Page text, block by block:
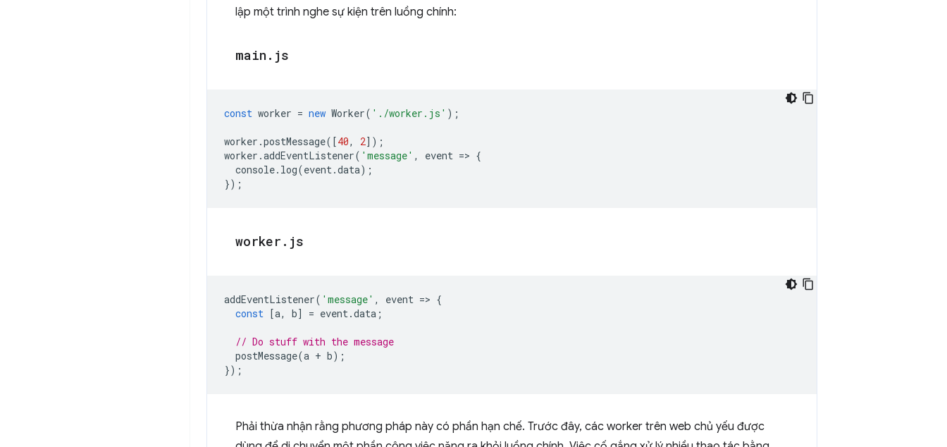
lập một trình nghe sự kiện trên luồng chính:
main . js
const worker = new Worker( './worker.js' );
worker .postMessage([40, 2]);
worker .addEventListener( 'message' , event => {
console. log(event.data);
});
worker . js
addEventListener( 'message' , event => {
const [a, b] = event.data ;
// Do stuff with the message
postMessage(a + b);
});
Phải thừa nhận rằng phương pháp này có phần hạn chế. Trước đây, các worker trên web chủ yếu được